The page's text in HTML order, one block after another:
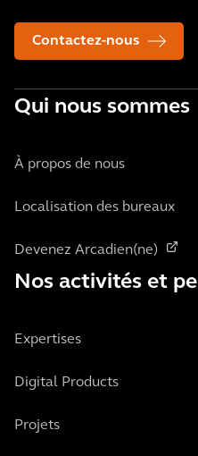
Contactez-nous
Qui nous sommes
À propos de nous
Localisation des bureaux
Devenez Arcadien(ne)
Nos activités et
Expertises
Digital Products
Projets